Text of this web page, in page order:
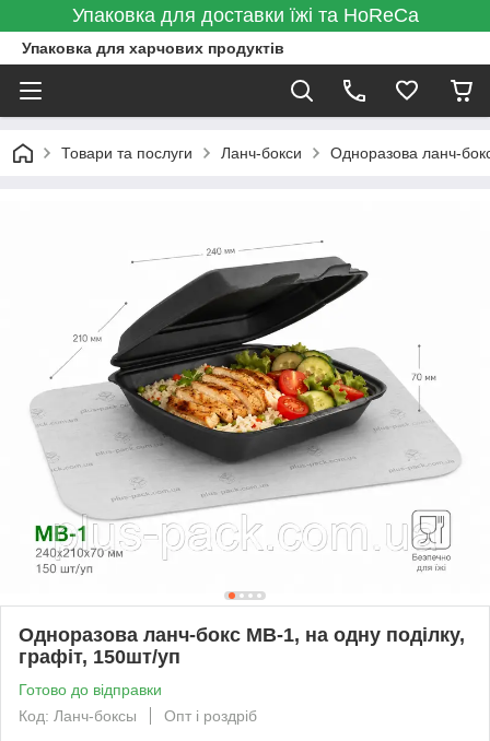
Упаковка для доставки їжі та HoReCa
Упаковка для харчових продуктів
Товари та послуги Ланч-бокси Одноразова ланч-
Одноразова ланч-бокс МВ-1, на одну поділку,
графіт, 150шт/уп
Готово до відправки
Код: Ланч-боксы
Опт і роздріб